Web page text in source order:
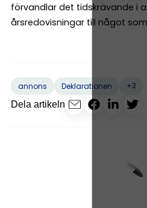
förvandlar det tidskrävande i
årsredovisningar till något
annons Deklarationen
+3
Dela artikeln